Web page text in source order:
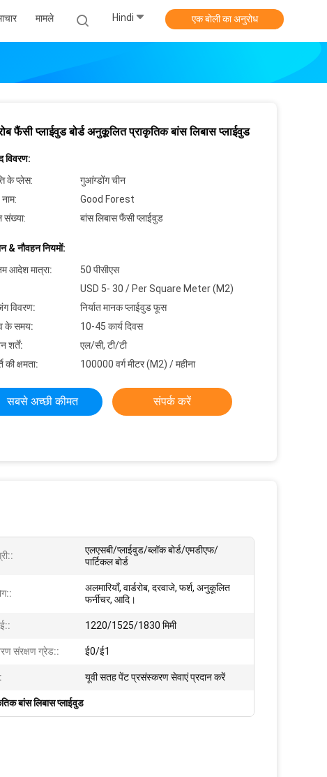
मामले Hindi एक बोली का अनुरोध
फैंसी प्लाईवुड बोर्ड अनुकूलित प्राकृतिक बांस लिबास प्लाईवुड
विवरण:
के प्लेस:
गुआंग्डोंग चीन
Good Forest
संख्या:
बांस लिबास फैंसी प्लाईवुड
& नौवहन नियमों:
आदेश मात्रा:
50 पीसीएस
USD 5- 30 / Per Square Meter (M2)
विवरण:
निर्यात मानक प्लाईवुड फूस
के समय:
10-45 कार्य दिवस
शर्तें:
एल/सी, टी/टी
की क्षमता:
100000 वर्ग मीटर (M2) / महीना
सबसे अच्छी कीमत संपर्क करें
एलएसबी/प्लाईवुड/ब्लॉक बोर्ड/एमडीएफ/
पार्टिकल बोर्ड
अलमारियाँ, वार्डरोब, दरवाजे, फर्श, अनुकूलित
फर्नीचर, आदि।
1220/1525/1830 मिमी
संरक्षण ग्रेड:: ई0/ई1
यूवी सतह पेंट प्रसंस्करण सेवाएं प्रदान करें
बांस लिबास प्लाईवुड